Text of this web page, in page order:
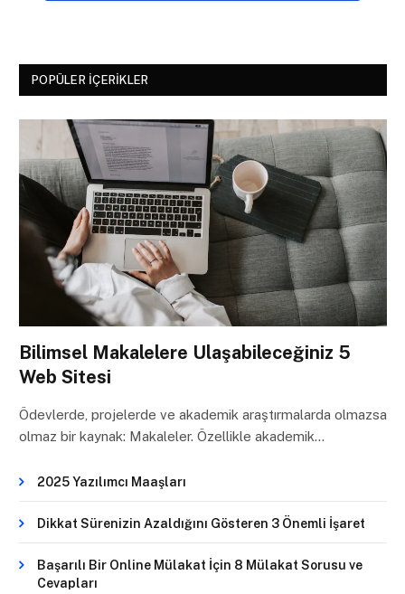
POPÜLER İÇERIKLER
Bilimsel Makalelere Ulaşabileceğiniz 5
Web Sitesi
Ödevlerde, projelerde ve akademik araştırmalarda olmazsa
olmaz bir kaynak: Makaleler. Özellikle akademik…
2025 Yazılımcı Maaşları
Dikkat Sürenizin Azaldığını Gösteren 3 Önemli İşaret
Başarılı Bir Online Mülakat İçin 8 Mülakat Sorusu ve
Cevapları